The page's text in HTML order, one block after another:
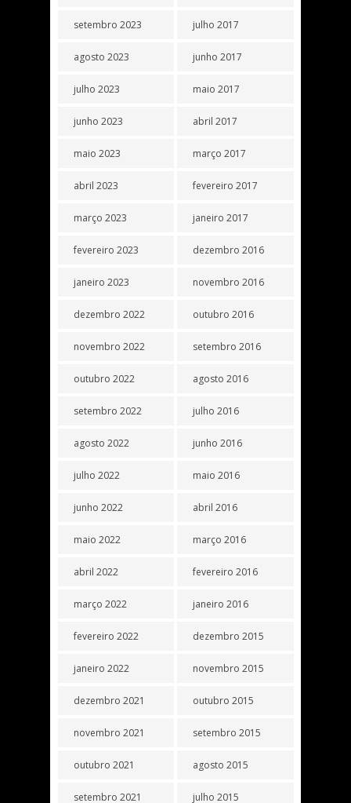
setembro 2023
agosto 2023
julho 2023
junho 2023
maio 2023
abril 2023
março 2023
fevereiro 2023
janeiro 2023
dezembro 2022
novembro 2022
outubro 2022
setembro 2022
agosto 2022
julho 2022
junho 2022
maio 2022
abril 2022
março 2022
fevereiro 2022
janeiro 2022
dezembro 2021
novembro 2021
outubro 2021
setembro 2021
julho 2017
junho 2017
maio 2017
abril 2017
março 2017
fevereiro 2017
janeiro 2017
dezembro 2016
novembro 2016
outubro 2016
setembro 2016
agosto 2016
julho 2016
junho 2016
maio 2016
abril 2016
março 2016
fevereiro 2016
janeiro 2016
dezembro 2015
novembro 2015
outubro 2015
setembro 2015
agosto 2015
julho 2015